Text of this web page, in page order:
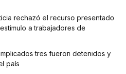
rechazó el recurso presentado
a trabajadores de
tres fueron detenidos y
país